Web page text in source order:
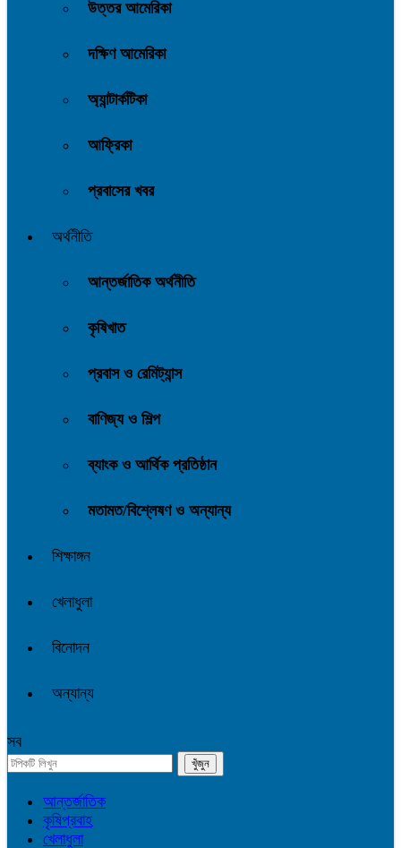
উত্তর আমেরিকা
দক্ষিণ আমেরিকা
অ্যান্টার্কটিকা
আফ্রিকা
প্রবাসের খবর
অর্থনীতি
আন্তর্জাতিক অর্থনীতি
কৃষিখাত
প্রবাস ও রেমিট্যান্স
বাণিজ্য ও শিল্প
ব্যাংক ও আর্থিক প্রতিষ্ঠান
মতামত/বিশ্লেষণ ও অন্যান্য
শিক্ষাঙ্গন
খেলাধুলা
বিনোদন
অন্যান্য
সব
আন্তর্জাতিক
কৃষিপ্রবাহ
খেলাধুলা